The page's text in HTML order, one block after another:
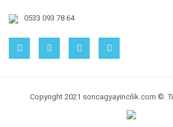
0533 093 78 64
Copyright 2021 soncagyayincilik.com ©.